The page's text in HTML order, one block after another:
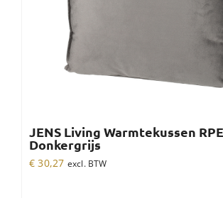
JENS Living Warmtekussen
Donkergrijs
€ 30,27 excl. BTW